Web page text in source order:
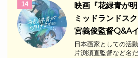
14
映画『花緑青が
ミッドランドス
宮義俊監督Q&A
日本画家としての活
片渕須直監督など名